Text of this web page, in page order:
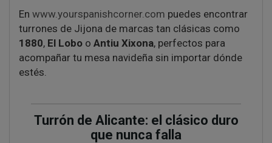
En www.yourspanishcorner.com puedes encontrar
turrones de Jijona de marcas tan clásicas como
1880, El Lobo o Antiu Xixona, perfectos para
acompañar tu mesa navideña sin importar dónde
estés.
Turrón de Alicante: el clásico duro
que nunca falla